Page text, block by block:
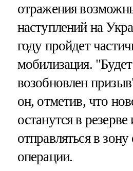
отражения
наступлений на
году пройдет
мобилизация.
возобновлен
он, отметив, что
останутся в резерве
отправляться в
операции.